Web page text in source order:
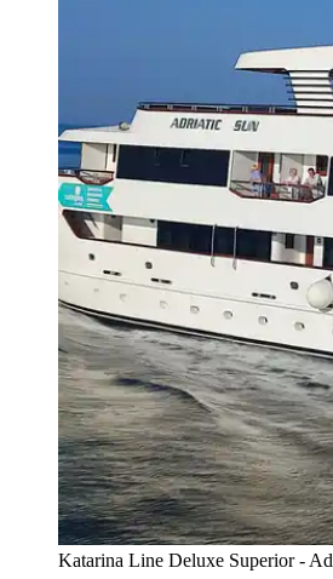
Katarina Line Deluxe Superior -